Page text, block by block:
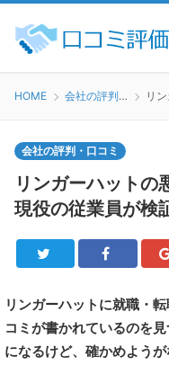
HOME 会社の評判・口コミ
会社の評判・口コミ
リンガーハットの
現役の従業員が検
Twitter Facebook
リンガーハットに就職・
コミが書かれているのを
になるけど、確かめようが